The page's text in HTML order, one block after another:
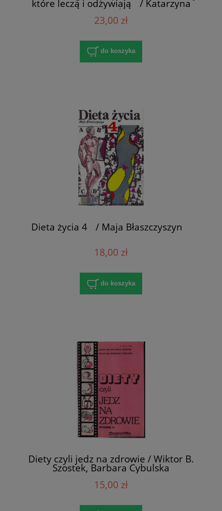
które leczą i odżywiają / Katarzyna
Maria Puchacz
23,00 zł
do koszyka
Dieta życia 4 / Maja Błaszczyszyn
18,00 zł
do koszyka
Diety czyli jedz na zdrowie / Wiktor B.
Szostek, Barbara Cybulska
15,00 zł